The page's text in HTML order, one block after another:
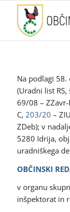
Na podlagi 58.
(Uradni list
69/08 –
C, 203/20 –
ZDeb); v
5280 Idrija,
uradniškega
OBČINSKI
v organu
inšpektorat in